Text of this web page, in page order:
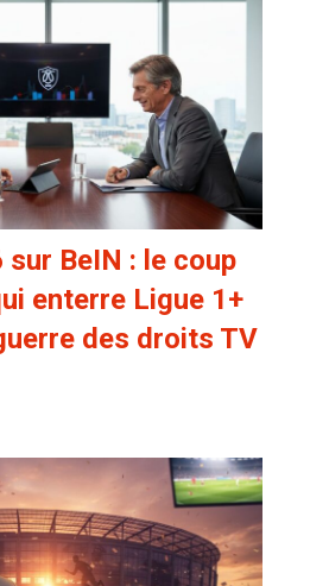
BeIN : le coup
enterre Ligue 1+
des droits TV